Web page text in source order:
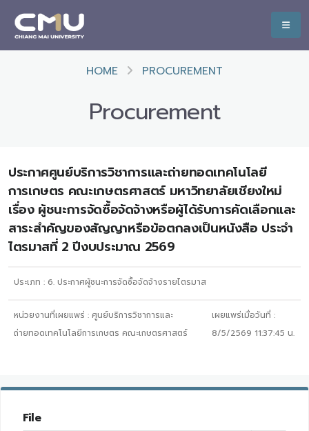
HOME PROCUREMENT
Procurement
ประกาศศูนย์บริการวิชาการและถ่ายทอดเทคโนโลยี
การเกษตร คณะเกษตรศาสตร์ มหาวิทยาลัยเชียงใหม่
เรื่อง ผู้ชนะการจัดซื้อจัดจ้างหรือผู้ได้รับการคัดเลือกและ
สาระสำคัญของสัญญาหรือข้อตกลงเป็นหนังสือ ประจำ
ไตรมาสที่ 2 ปีงบประมาณ 2569
ประเภท : 6. ประกาศผู้ชนะการจัดซื้อจัดจ้างรายไตรมาส
หน่วยงานที่เผยแพร่ : ศูนย์บริการวิชาการและ
ถ่ายทอดเทคโนโลยีการเกษตร คณะเกษตรศาสตร์
เผยแพร่เมื่อวันที่ :
8/5/2569 11:37:45 น.
File